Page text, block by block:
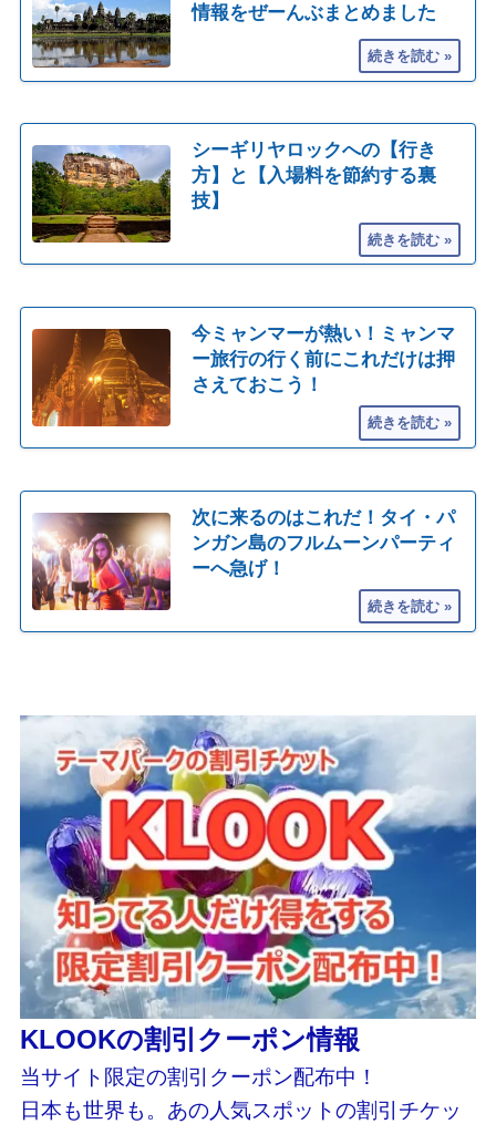
情報をぜーんぶまとめました
シーギリヤロックへの【行き
方】と【入場料を節約する裏
技】
今ミャンマーが熱い！ミャンマ
ー旅行の行く前にこれだけは押
さえておこう！
次に来るのはこれだ！タイ・パ
ンガン島のフルムーンパーティ
ーへ急げ！
KLOOKの割引クーポン情報
当サイト限定の割引クーポン配布中！
日本も世界も。あの人気スポットの割引チケッ